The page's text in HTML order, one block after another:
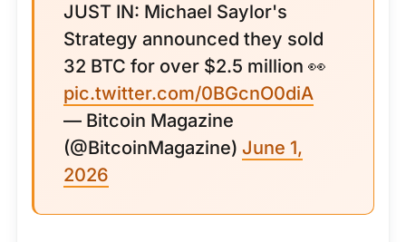
JUST IN: Michael Saylor's
Strategy announced they sold
32 BTC for over $2.5 million 👀
pic.twitter.com/0BGcnO0diA
— Bitcoin Magazine
(@BitcoinMagazine) June 1,
2026